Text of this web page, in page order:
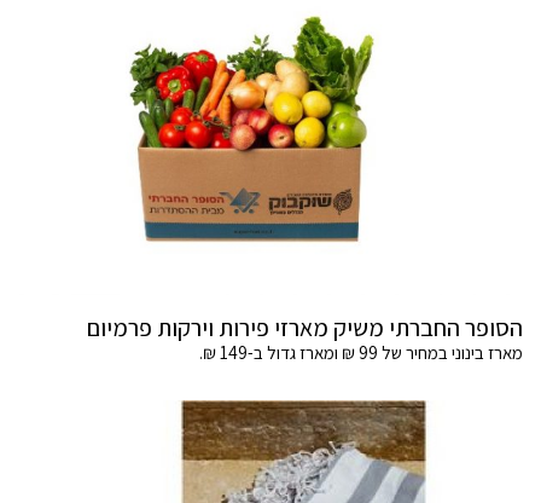
הסופר החברתי משיק מארזי פירות וירקות פרמיום
מארז בינוני במחיר של 99 ₪ ומארז גדול ב-149 ₪.